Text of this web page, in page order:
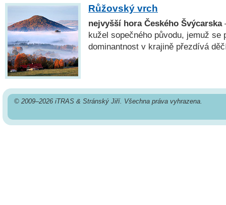
Růžovský vrch
nejvyšší hora Českého Švýcarska
kužel sopečného původu, jemuž se
dominantnost v krajině přezdívá
© 2009–2026 iTRAS & Stránský Jiří. Všechna práva vyhrazena.